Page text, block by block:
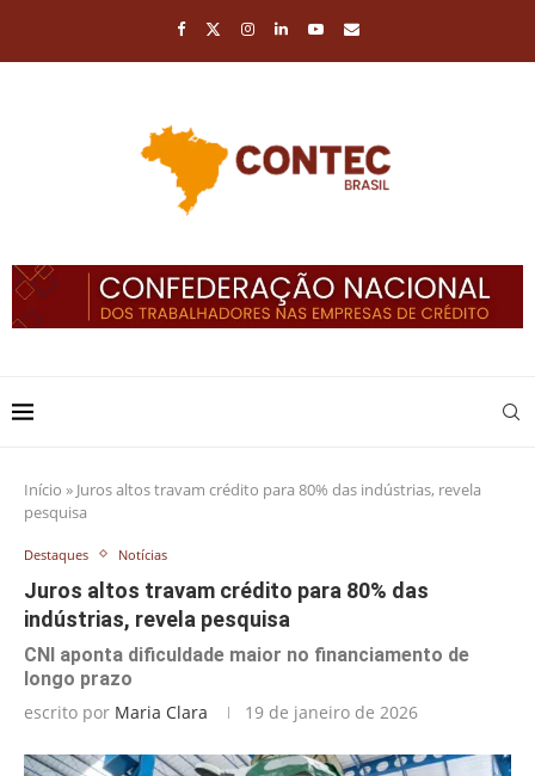
Início » Juros altos travam crédito para 80% das indústrias, revela
pesquisa
Destaques Notícias
Juros altos travam crédito para 80% das
indústrias, revela pesquisa
CNI aponta dificuldade maior no financiamento de
longo prazo
escrito por Maria Clara 19 de janeiro de 2026